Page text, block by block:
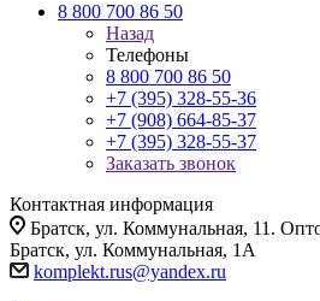
8 800 700 86 50
Назад
Телефоны
8 800 700 86 50
+7 (395) 328-55-36
+7 (908) 664-85-37
+7 (395) 328-55-37
Заказать звонок
Контактная информация
Братск, ул. Коммунальная, 11.
Братск, ул. Коммунальная, 1А
komplekt.rus@yandex.ru